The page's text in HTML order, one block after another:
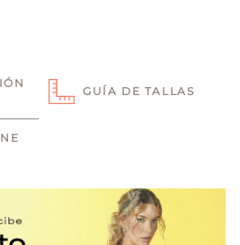
GUÍA DE TALLAS